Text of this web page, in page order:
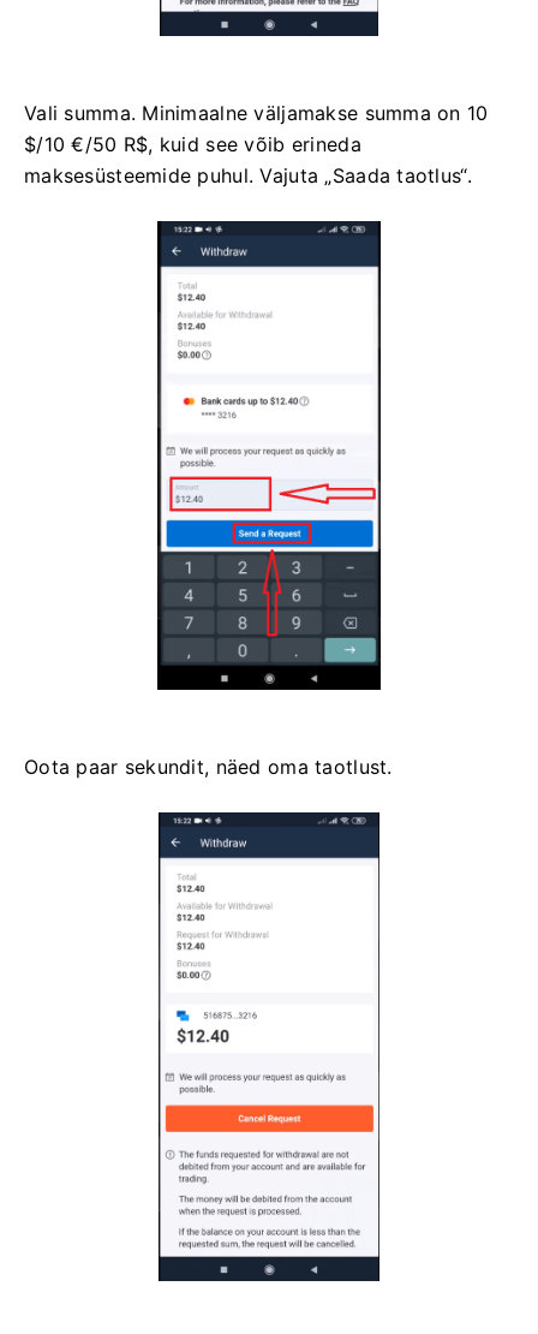
Vali summa. Minimaalne väljamakse summa on 10
$/10 €/50 R$, kuid see võib erineda
maksesüsteemide puhul. Vajuta „Saada taotlus“.
Oota paar sekundit, näed oma taotlust.